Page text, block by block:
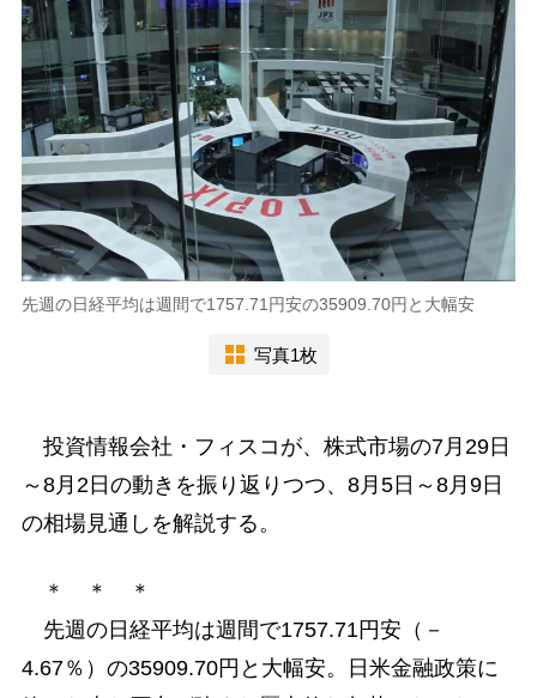
先週の日経平均は週間で1757.71円安の35909.70円と大幅安
写真1枚
投資情報会社・フィスコが、株式市場の7月29日
～8月2日の動きを振り返りつつ、8月5日～8月9日
の相場見通しを解説する。
＊ ＊ ＊
先週の日経平均は週間で1757.71円安（－
4.67％）の35909.70円と大幅安。日米金融政策に